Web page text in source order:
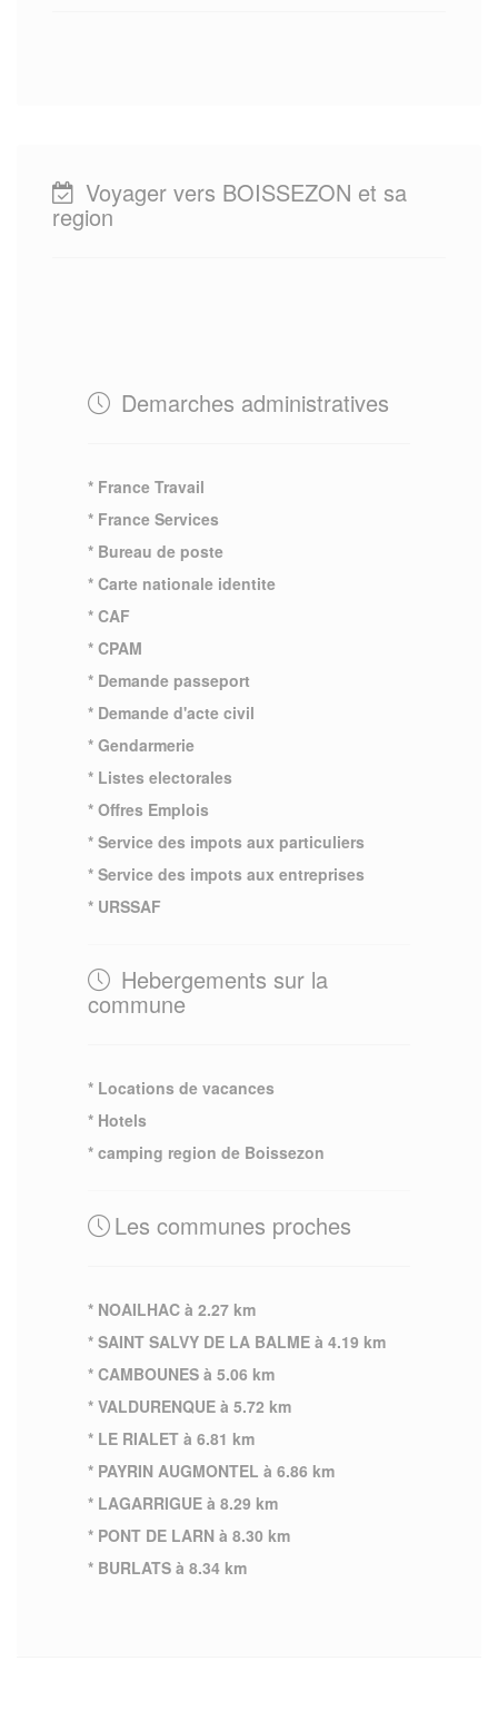
Voyager vers BOISSEZON et sa
region
Demarches administratives
* France Travail
* France Services
* Bureau de poste
* Carte nationale identite
* CAF
* CPAM
* Demande passeport
* Demande d'acte civil
* Gendarmerie
* Listes electorales
* Offres Emplois
* Service des impots aux particuliers
* Service des impots aux entreprises
* URSSAF
Hebergements sur la
commune
* Locations de vacances
* Hotels
* camping region de Boissezon
Les communes proches
* NOAILHAC à 2.27 km
* SAINT SALVY DE LA BALME à 4.19 km
* CAMBOUNES à 5.06 km
* VALDURENQUE à 5.72 km
* LE RIALET à 6.81 km
* PAYRIN AUGMONTEL à 6.86 km
* LAGARRIGUE à 8.29 km
* PONT DE LARN à 8.30 km
* BURLATS à 8.34 km